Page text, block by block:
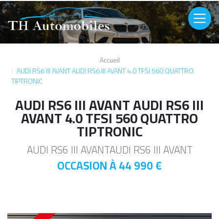
Aller au contenu principal
Image
Accueil
AUDI RS6 III AVANT AUDI RS6 III AVANT 4.0 TFSI 560 QUATTRO
TIPTRONIC
AUDI RS6 III AVANT AUDI RS6 III
AVANT 4.0 TFSI 560 QUATTRO
TIPTRONIC
AUDI RS6 III AVANTAUDI RS6 III AVANT
OCCASION À44 990 €